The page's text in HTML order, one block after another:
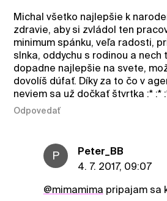
Michal všetko najlepšie k
zdravie, aby si zvládol ten
minimum spánku, veľa radosti,
slnka, oddychu s rodinou a
dopadne najlepšie na svete,
dovolíš dúfať. Díky za to čo v
neviem sa už dočkať štvrtka :* :*
Odpovedať
P
Peter_BB
4. 7. 2017, 09:07
@mimamima pripajam sa